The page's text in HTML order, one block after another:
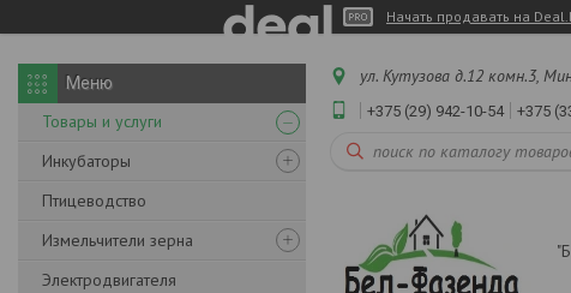
Начать продавать на
Товары и услуги
Инкубаторы
Птицеводство
Измельчители зерна
Электродвигателя
ул. Кутузова д.12 комн.3,
+375 (29) 942-10-54 +375